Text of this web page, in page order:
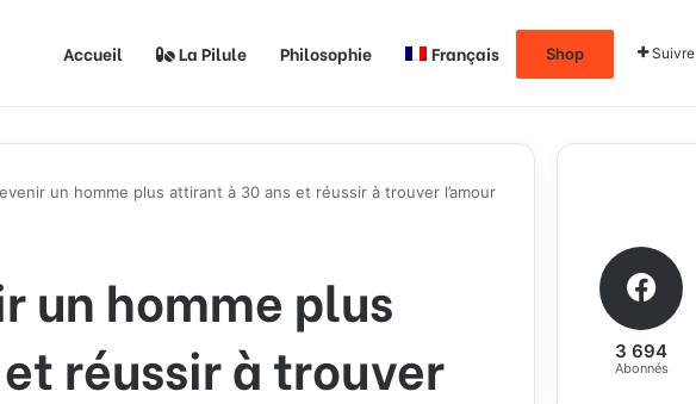
Accueil La Pilule Philosophie Français Shop Suivre
un homme plus attirant à 30 ans et réussir à trouver l’amour
un homme plus
réussir à trouver
3 694
Abonnés